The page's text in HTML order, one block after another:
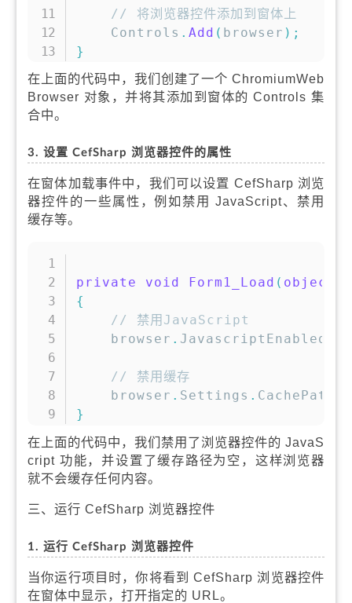
// 将浏览器控件添加到窗体上
    Controls
.Add ( browser ) ;
}
在上面的代码中，我们创建了一个 ChromiumWeb
Browser 对象，并将其添加到窗体的 Controls 集
合中。
3. 设置 CefSharp 浏览器控件的属性
在窗体加载事件中，我们可以设置 CefSharp 浏览
器控件的一些属性，例如禁用 JavaScript、禁用
缓存等。
private void Form1_Load ( object
{
// 禁用JavaScript
    browser
. JavascriptEnabled
// 禁用缓存
    browser
. Settings . CachePath
}
在上面的代码中，我们禁用了浏览器控件的 JavaS
cript 功能，并设置了缓存路径为空，这样浏览器
就不会缓存任何内容。
三、运行 CefSharp 浏览器控件
1. 运行 CefSharp 浏览器控件
当你运行项目时，你将看到 CefSharp 浏览器控件
在窗体中显示，打开指定的 URL。